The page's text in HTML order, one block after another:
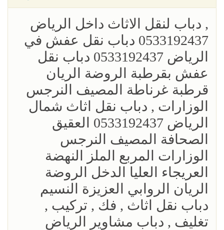
, دباب لنقل الاثاث داخل الرياض
0533192437 دباب نقل عفش في
الرياض 0533192437 دباب نقل
عفش بقرطبة الروضة الريان
قرطبة غرناطة المصيف النرجس
الوزارات , دباب نقل اثاث شمال
الرياض 0533192437 العقيق
الصحافة المصيف النرجس
الوزارات المربع الملز النهضة
العريجاء العليا الدخل الروضة
الريان الروابي العزيزة النسيم
‎دباب نقل اثاث , فك , تركيب ,
تغليف , دباب مشاوير الرياض